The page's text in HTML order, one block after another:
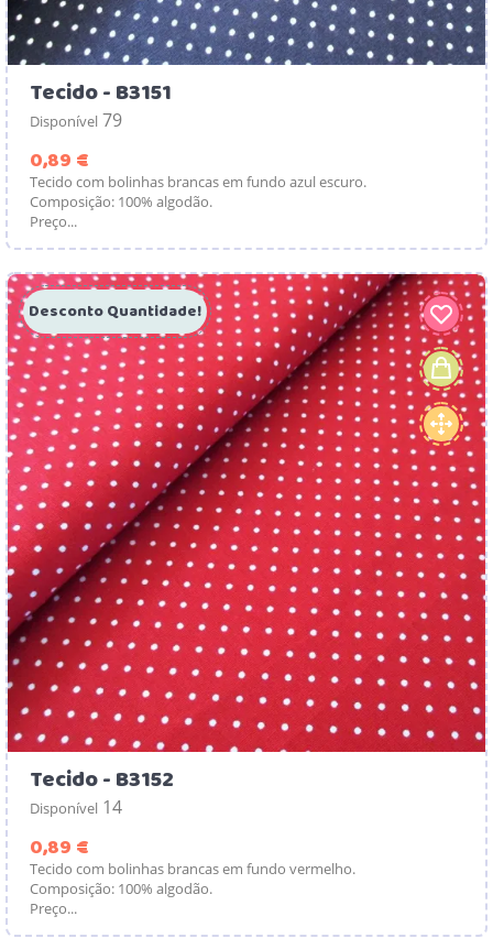
Tecido - B3151
Disponível 79
0,89 €
Tecido com bolinhas brancas em fundo azul escuro.
Composição: 100% algodão.
Preço...
Desconto Quantidade!
Tecido - B3152
Disponível 14
0,89 €
Tecido com bolinhas brancas em fundo vermelho.
Composição: 100% algodão.
Preço...